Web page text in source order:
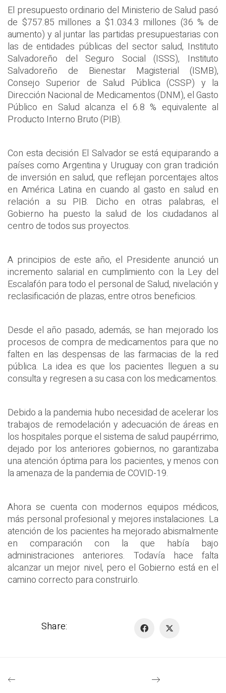
El presupuesto ordinario del Ministerio de Salud pasó
de $757.85 millones a $1.034.3 millones (36 % de
aumento) y al juntar las partidas presupuestarias con
las de entidades públicas del sector salud, Instituto
Salvadoreño del Seguro Social (ISSS), Instituto
Salvadoreño de Bienestar Magisterial (ISMB),
Consejo Superior de Salud Pública (CSSP) y la
Dirección Nacional de Medicamentos (DNM), el Gasto
Público en Salud alcanza el 6.8 % equivalente al
Producto Interno Bruto (PIB).
Con esta decisión El Salvador se está equiparando a
países como Argentina y Uruguay con gran tradición
de inversión en salud, que reflejan porcentajes altos
en América Latina en cuando al gasto en salud en
relación a su PIB. Dicho en otras palabras, el
Gobierno ha puesto la salud de los ciudadanos al
centro de todos sus proyectos.
A principios de este año, el Presidente anunció un
incremento salarial en cumplimiento con la Ley del
Escalafón para todo el personal de Salud, nivelación y
reclasificación de plazas, entre otros beneficios.
Desde el año pasado, además, se han mejorado los
procesos de compra de medicamentos para que no
falten en las despensas de las farmacias de la red
pública. La idea es que los pacientes lleguen a su
consulta y regresen a su casa con los medicamentos.
Debido a la pandemia hubo necesidad de acelerar los
trabajos de remodelación y adecuación de áreas en
los hospitales porque el sistema de salud paupérrimo,
dejado por los anteriores gobiernos, no garantizaba
una atención óptima para los pacientes, y menos con
la amenaza de la pandemia de COVID-19.
Ahora se cuenta con modernos equipos médicos,
más personal profesional y mejores instalaciones. La
atención de los pacientes ha mejorado abismalmente
en comparación con la que había bajo
administraciones anteriores. Todavía hace falta
alcanzar un mejor nivel, pero el Gobierno está en el
camino correcto para construirlo.
Share: